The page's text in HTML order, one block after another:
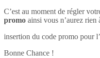
C’est au moment de régler
promo ainsi vous n’aurez rien
insertion du code promo pour
Bonne Chance !